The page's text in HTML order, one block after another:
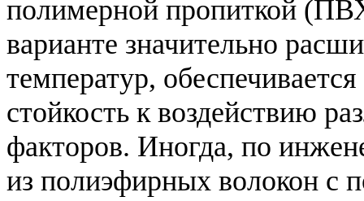
полимерной пропиткой
варианте значительно
температур,
стойкость к воздействию
факторов. Иногда, по
из полиэфирных волокон с